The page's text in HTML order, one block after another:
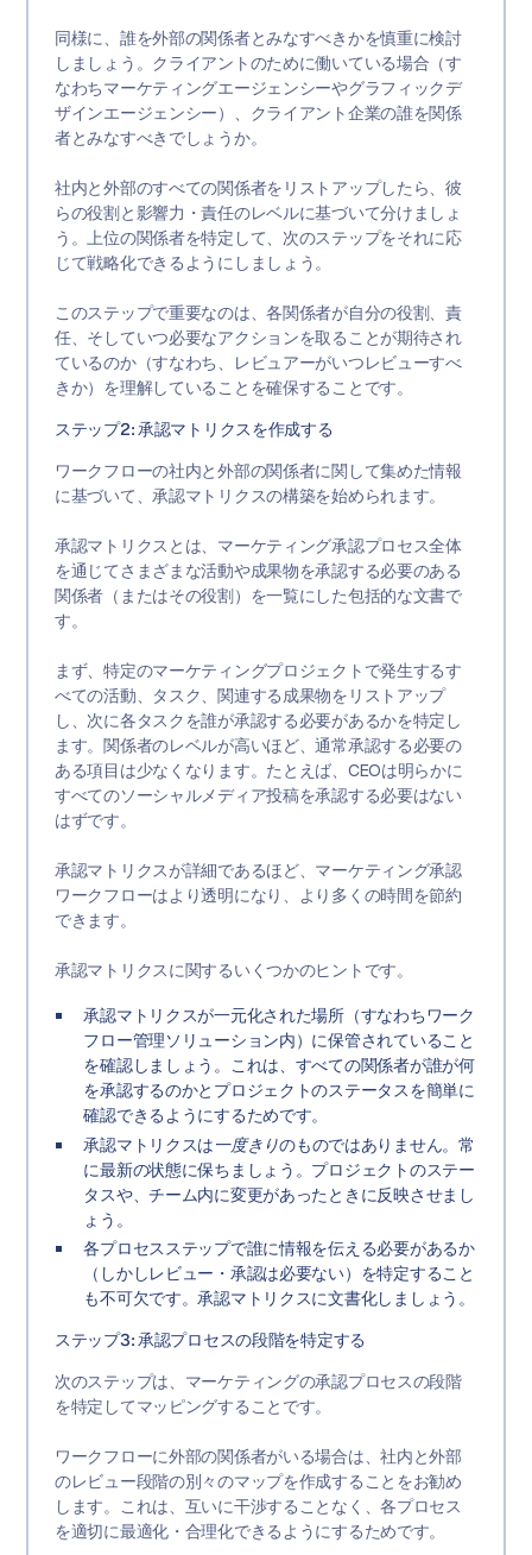
同様に、誰を外部の関係者とみなすべきかを慎重に検討
しましょう。クライアントのために働いている場合（す
なわちマーケティングエージェンシーやグラフィックデ
ザインエージェンシー）、クライアント企業の誰を関係
者とみなすべきでしょうか。
社内と外部のすべての関係者をリストアップしたら、彼
らの役割と影響力・責任のレベルに基づいて分けましょ
う。上位の関係者を特定して、次のステップをそれに応
じて戦略化できるようにしましょう。
このステップで重要なのは、各関係者が自分の役割、責
任、そしていつ必要なアクションを取ることが期待され
ているのか（すなわち、レビュアーがいつレビューすべ
きか）を理解していることを確保することです。
ステップ2: 承認マトリクスを作成する
ワークフローの社内と外部の関係者に関して集めた情報
に基づいて、承認マトリクスの構築を始められます。
承認マトリクスとは、マーケティング承認プロセス全体
を通じてさまざまな活動や成果物を承認する必要のある
関係者（またはその役割）を一覧にした包括的な文書で
す。
まず、特定のマーケティングプロジェクトで発生するす
べての活動、タスク、関連する成果物をリストアップ
し、次に各タスクを誰が承認する必要があるかを特定し
ます。関係者のレベルが高いほど、通常承認する必要の
ある項目は少なくなります。たとえば、CEOは明らかに
すべてのソーシャルメディア投稿を承認する必要はない
はずです。
承認マトリクスが詳細であるほど、マーケティング承認
ワークフローはより透明になり、より多くの時間を節約
できます。
承認マトリクスに関するいくつかのヒントです。
承認マトリクスが一元化された場所（すなわちワーク
フロー管理ソリューション内）に保管されていること
を確認しましょう。これは、すべての関係者が誰が何
を承認するのかとプロジェクトのステータスを簡単に
確認できるようにするためです。
承認マトリクスは一度きりのものではありません。常
に最新の状態に保ちましょう。プロジェクトのステー
タスや、チーム内に変更があったときに反映させまし
ょう。
各プロセスステップで誰に情報を伝える必要があるか
（しかしレビュー・承認は必要ない）を特定すること
も不可欠です。承認マトリクスに文書化しましょう。
ステップ3: 承認プロセスの段階を特定する
次のステップは、マーケティングの承認プロセスの段階
を特定してマッピングすることです。
ワークフローに外部の関係者がいる場合は、社内と外部
のレビュー段階の別々のマップを作成することをお勧め
します。これは、互いに干渉することなく、各プロセス
を適切に最適化・合理化できるようにするためです。